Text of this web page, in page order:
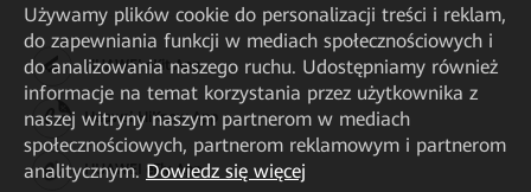
HUAWEI eKit App
Huawei HiKnow App
HUAWEI eFly App
Używamy plików cookie do personalizacji treści i reklam,
do zapewniania funkcji w mediach społecznościowych i
do analizowania naszego ruchu. Udostępniamy również
informacje na temat korzystania przez użytkownika z
naszej witryny naszym partnerom w mediach
społecznościowych, partnerom reklamowym i partnerom
analitycznym. Dowiedz się więcej